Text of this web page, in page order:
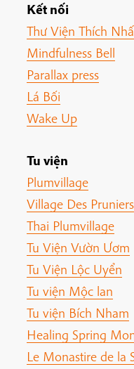
Kết nối
Thư Viện Thích
Mindfulness Bell
Parallax press
Lá Bối
Wake Up
Tu viện
Plumvillage
Village Des Pruniers
Thai Plumvillage
Tu Viện Vườn Ươm
Tu Viện Lộc Uyển
Tu viện Mộc lan
Tu viện Bích Nham
Healing Spring
Le Monastire de la